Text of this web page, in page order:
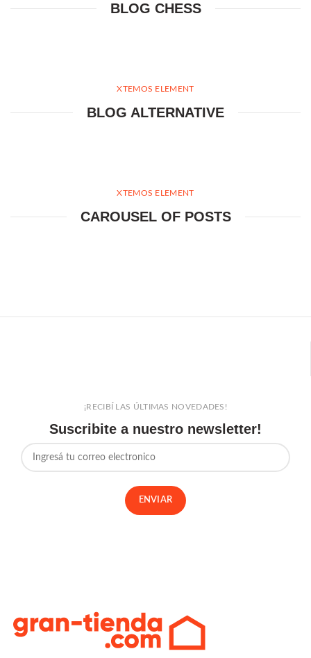
BLOG CHESS
XTEMOS ELEMENT
BLOG ALTERNATIVE
XTEMOS ELEMENT
CAROUSEL OF POSTS
¡RECIBÍ LAS ÚLTIMAS NOVEDADES!
Suscribite a nuestro newsletter!